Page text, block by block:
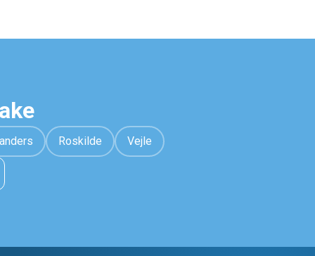
Roskilde Vejle